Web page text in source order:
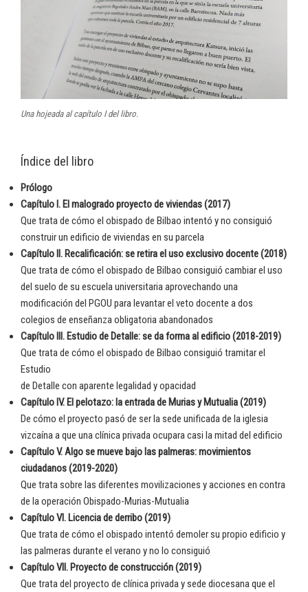
Una hojeada al capítulo I del libro.
Índice del libro
Prólogo
Capítulo I. El malogrado proyecto de viviendas (2017)
Que trata de cómo el obispado de Bilbao intentó y no consiguió
construir un edificio de viviendas en su parcela
Capítulo II. Recalificación: se retira el uso exclusivo docente (2018)
Que trata de cómo el obispado de Bilbao consiguió cambiar el uso
del suelo de su escuela universitaria aprovechando una
modificación del PGOU para levantar el veto docente a dos
colegios de enseñanza obligatoria abandonados
Capítulo III. Estudio de Detalle: se da forma al edificio (2018-2019)
Que trata de cómo el obispado de Bilbao consiguió tramitar el
Estudio
de Detalle con aparente legalidad y opacidad
Capítulo IV. El pelotazo: la entrada de Murias y Mutualia (2019)
De cómo el proyecto pasó de ser la sede unificada de la iglesia
vizcaína a que una clínica privada ocupara casi la mitad del edificio
Capítulo V. Algo se mueve bajo las palmeras: movimientos
ciudadanos (2019-2020)
Que trata sobre las diferentes movilizaciones y acciones en contra
de la operación Obispado-Murias-Mutualia
Capítulo VI. Licencia de derribo (2019)
Que trata de cómo el obispado intentó demoler su propio edificio y
las palmeras durante el verano y no lo consiguió
Capítulo VII. Proyecto de construcción (2019)
Que trata del proyecto de clínica privada y sede diocesana que el